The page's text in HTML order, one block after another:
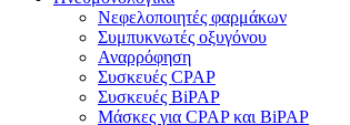
Νεφελοποιητές φαρμάκων
Συμπυκνωτές οξυγόνου
Αναρρόφηση
Συσκευές CPAP
Συσκευές BiPAP
Μάσκες για CPAP και BiPAP